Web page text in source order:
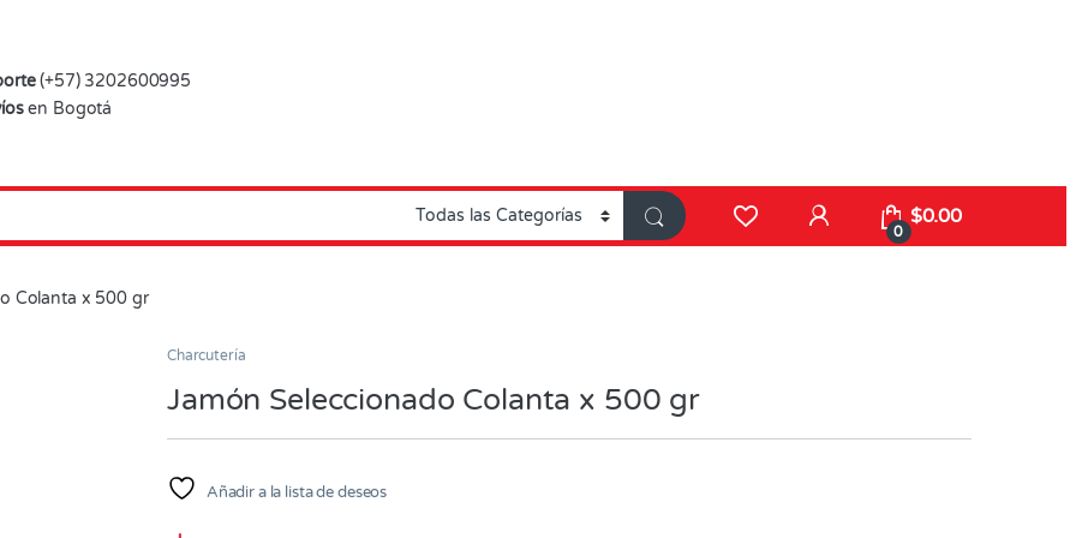
(+57) 3202600995
en Bogotá
0
$0.00
Colanta x 500 gr
Charcutería
Jamón Seleccionado Colanta x 500 gr
Añadir a la lista de deseos